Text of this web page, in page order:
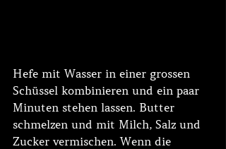
Hefe mit Wasser in einer grossen
Schüssel kombinieren und ein paar
Minuten stehen lassen. Butter
schmelzen und mit Milch, Salz und
Zucker vermischen. Wenn die